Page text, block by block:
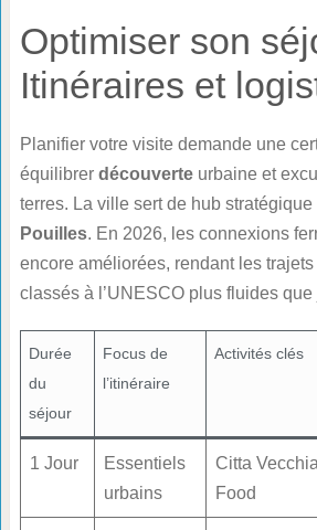
Optimiser son
Itinéraires et
Planifier votre visite demande une
équilibrer découverteurbaine et
terres. La ville sert de hub
Pouilles. En 2026, les connexions
encore améliorées, rendant les
classés à l’UNESCO plus fluides que
Durée
du
séjour
Focus de
l’itinéraire
Activités clés
1 Jour
Essentiels
urbains
Citta
Food